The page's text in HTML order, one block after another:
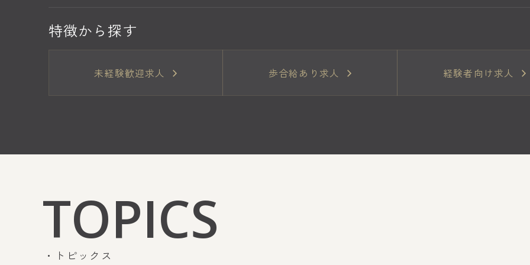
特徴から探す
未経験歓迎求人 歩合給あり求人 経験者向け求人
TOPICS
トピックス